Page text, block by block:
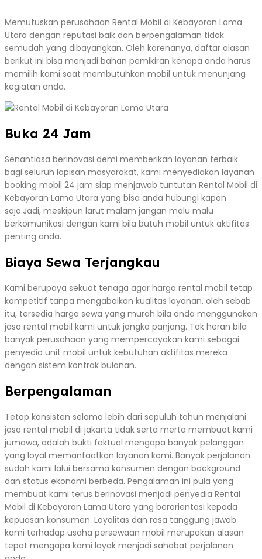
Memutuskan perusahaan Rental Mobil di Kebayoran Lama
Utara dengan reputasi baik dan berpengalaman tidak
semudah yang dibayangkan. Oleh karenanya, daftar alasan
berikut ini bisa menjadi bahan pemikiran kenapa anda harus
memilih kami saat membutuhkan mobil untuk menunjang
kegiatan anda.
Buka 24 Jam
Senantiasa berinovasi demi memberikan layanan terbaik
bagi seluruh lapisan masyarakat, kami menyediakan layanan
booking mobil 24 jam siap menjawab tuntutan Rental Mobil di
Kebayoran Lama Utara yang bisa anda hubungi kapan
saja.Jadi, meskipun larut malam jangan malu malu
berkomunikasi dengan kami bila butuh mobil untuk aktifitas
penting anda.
Biaya Sewa Terjangkau
Kami berupaya sekuat tenaga agar harga rental mobil tetap
kompetitif tanpa mengabaikan kualitas layanan, oleh sebab
itu, tersedia harga sewa yang murah bila anda menggunakan
jasa rental mobil kami untuk jangka panjang. Tak heran bila
banyak perusahaan yang mempercayakan kami sebagai
penyedia unit mobil untuk kebutuhan aktifitas mereka
dengan sistem kontrak bulanan.
Berpengalaman
Tetap konsisten selama lebih dari sepuluh tahun menjalani
jasa rental mobil di jakarta tidak serta merta membuat kami
jumawa, adalah bukti faktual mengapa banyak pelanggan
yang loyal memanfaatkan layanan kami. Banyak perjalanan
sudah kami lalui bersama konsumen dengan background
dan status ekonomi berbeda. Pengalaman ini pula yang
membuat kami terus berinovasi menjadi penyedia Rental
Mobil di Kebayoran Lama Utara yang berorientasi kepada
kepuasan konsumen. Loyalitas dan rasa tanggung jawab
kami terhadap usaha persewaan mobil merupakan alasan
tepat mengapa kami layak menjadi sahabat perjalanan